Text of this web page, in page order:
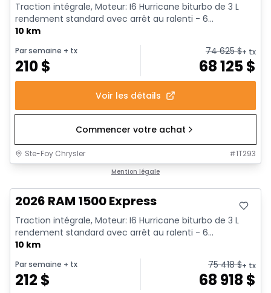
Traction intégrale, Moteur: I6 Hurricane biturbo de 3 L
rendement standard avec arrêt au ralenti - 6...
10 km
Par semaine + tx
210$
74 625$+ tx
68 125$
Voir les détails
Commencer votre achat
Ste-Foy Chrysler #1T293
Mention légale
2026 RAM 1500 Express
Traction intégrale, Moteur: I6 Hurricane biturbo de 3 L
rendement standard avec arrêt au ralenti - 6...
10 km
Par semaine + tx
212 $
75 418$+ tx
68 918 $